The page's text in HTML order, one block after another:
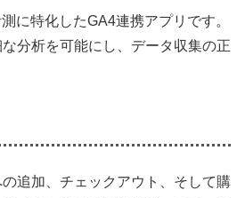
に特化したGA4連携アプリです。
分析を可能にし、データ収集の正
追加、チェックアウト、そして購